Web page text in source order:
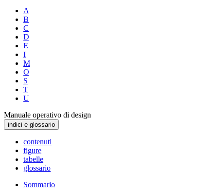
A
B
C
D
E
I
M
O
S
T
U
Manuale operativo di design
indici e glossario
contenuti
figure
tabelle
glossario
Sommario